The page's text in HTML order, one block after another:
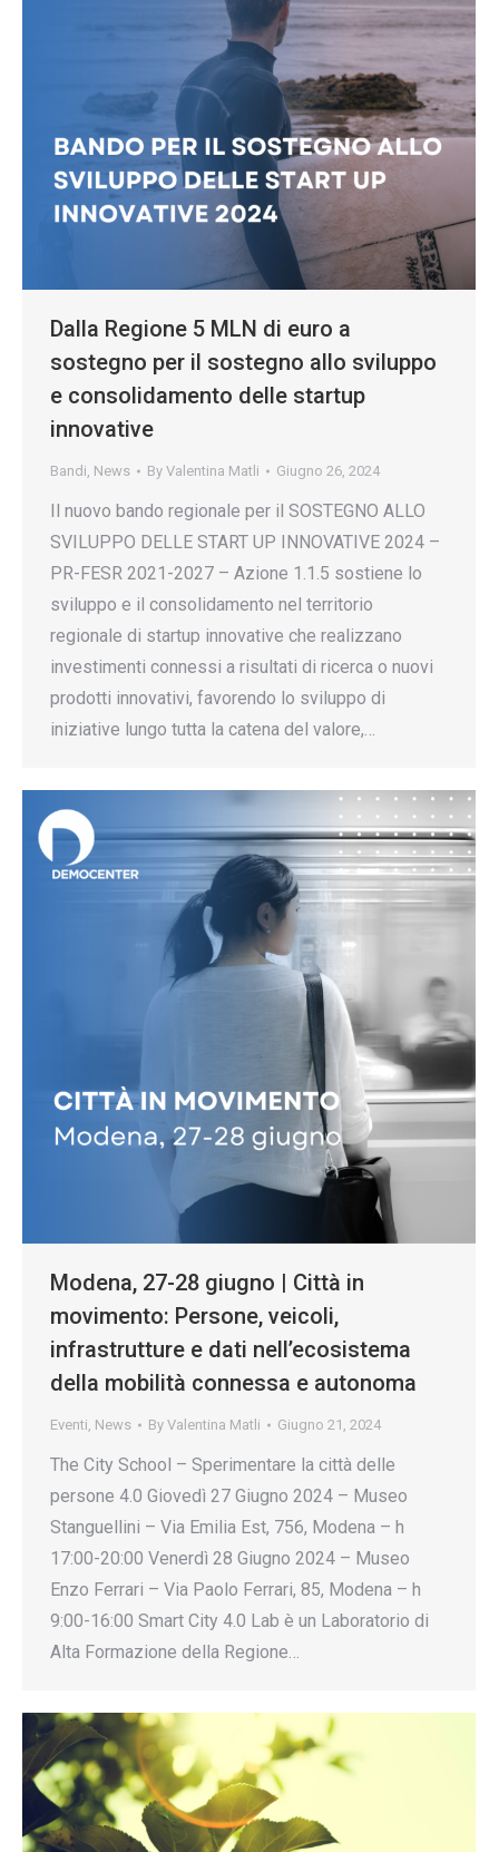
Dalla Regione 5 MLN di euro a
sostegno per il sostegno allo sviluppo
e consolidamento delle startup
innovative
Bandi, News By Valentina Matli Giugno 26, 2024
Il nuovo bando regionale per il SOSTEGNO ALLO
SVILUPPO DELLE START UP INNOVATIVE 2024 –
PR-FESR 2021-2027 – Azione 1.1.5 sostiene lo
sviluppo e il consolidamento nel territorio
regionale di startup innovative che realizzano
investimenti connessi a risultati di ricerca o nuovi
prodotti innovativi, favorendo lo sviluppo di
iniziative lungo tutta la catena del valore,…
Modena, 27-28 giugno | Città in
movimento: Persone, veicoli,
infrastrutture e dati nell’ecosistema
della mobilità connessa e autonoma
Eventi, News By Valentina Matli Giugno 21, 2024
The City School – Sperimentare la città delle
persone 4.0 Giovedì 27 Giugno 2024 – Museo
Stanguellini – Via Emilia Est, 756, Modena – h
17:00-20:00 Venerdì 28 Giugno 2024 – Museo
Enzo Ferrari – Via Paolo Ferrari, 85, Modena – h
9:00-16:00 Smart City 4.0 Lab è un Laboratorio di
Alta Formazione della Regione…